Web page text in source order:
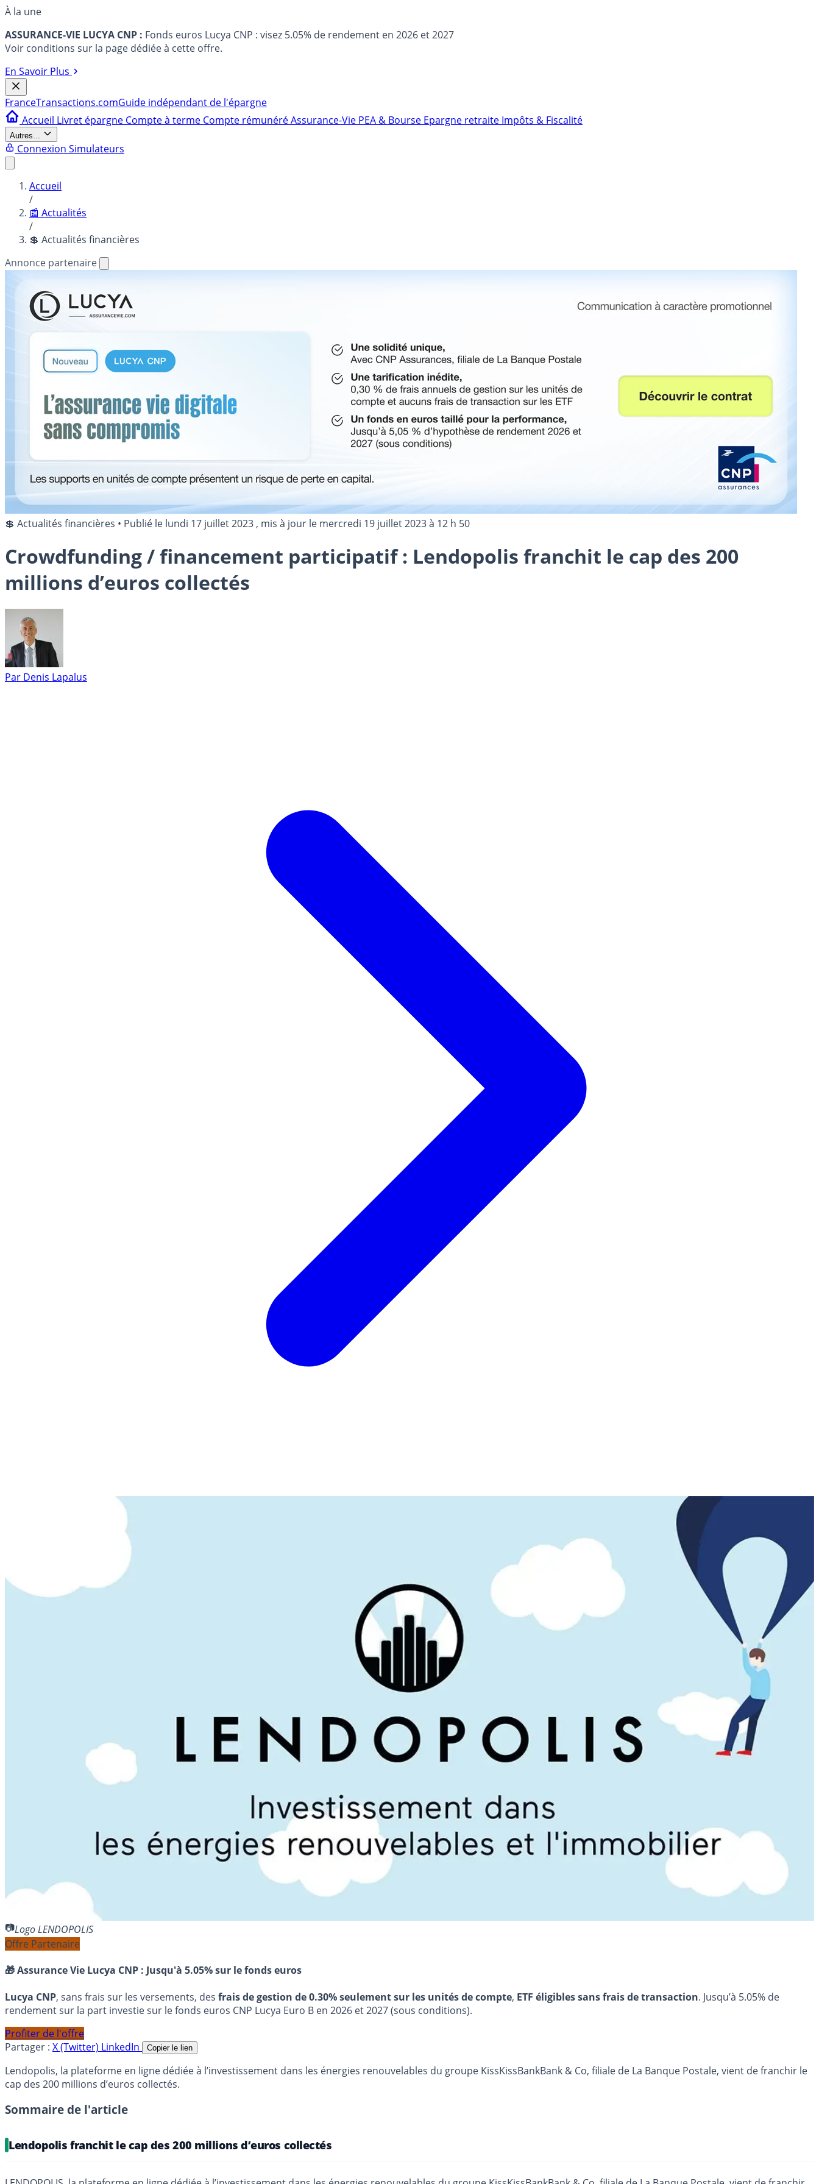
À la une
ASSURANCE-VIE LUCYA CNP : Fonds euros Lucya CNP : visez 5.05% de rendement en 2026 et 2027
Voir conditions sur la page dédiée à cette offre.
En Savoir Plus
FranceTransactions.comGuide indépendant de l'épargne
Accueil Livret épargne Compte à terme Compte rémunéréAssurance-Vie PEA & Bourse Epargne retraite Impôts & Fiscalité
Autres...
Connexion Simulateurs
Accueil
/
📰 Actualités
/
💲 Actualités financières
Annonce partenaire
💲 Actualités financières • Publié le lundi 17 juillet 2023 , mis à jour le mercredi 19 juillet 2023 à 12 h 50
Crowdfunding / financement participatif : Lendopolis franchit le cap des 200
millions d’euros collectés
Par Denis Lapalus
Logo LENDOPOLIS
Offre Partenaire
🎁 Assurance Vie Lucya CNP : Jusqu'à 5.05% sur le fonds euros
Lucya CNP, sans frais sur les versements, des frais de gestion de 0.30% seulement sur les unités de compte, ETF éligibles sans frais de transaction. Jusqu’à 5.05% de
rendement sur la part investie sur le fonds euros CNP Lucya Euro B en 2026 et 2027 (sous conditions).
Profiter de l'offre
Partager : X (Twitter) LinkedIn Copier le lien
Lendopolis, la plateforme en ligne dédiée à l’investissement dans les énergies renouvelables du groupe KissKissBankBank & Co, filiale de La Banque Postale, vient de franchir le
cap des 200 millions d’euros collectés.
Sommaire de l'article
Lendopolis franchit le cap des 200 millions d’euros collectés